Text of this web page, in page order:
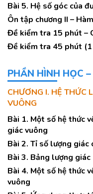
Bài 5. Hệ số góc của
Ôn tập chương II –
Đề kiểm tra 15 phút –
Đề kiểm tra 45 phút
PHẦN HÌNH HỌC
CHƯƠNG I. HỆ THỨC
VUÔNG
Bài 1. Một số hệ thức
giác vuông
Bài 2. Tỉ số lượng giác
Bài 3. Bảng lượng giác
Bài 4. Một số hệ thức
vuông